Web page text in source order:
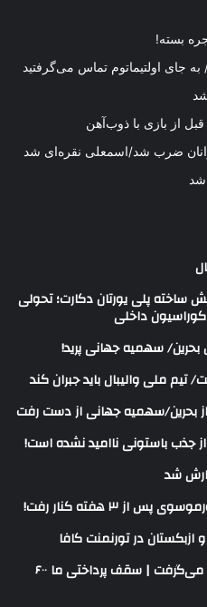
بسته!
به جای اولتیماتوم تماس می‌گرفتید
قبل از بازی با ذوب‌آهن
ضرب شد/اسمعلی نقره‌ای شد
شد
ساخته پلی یورتان دکارت؛ تحولی
داخلی
سهمیه جهانی پرید!
تیم ملی والیبال باید جبران کند
بحرین/سهمیه جهانی از دست رفت
جذب باستونی ناامید نشده است!
شد
۳ هفته کنار رفت!
ازبکستان در تورنمنت کافا
استقلال با سهراب ستاره سوم را می‌گرفت | سقف پرداختی ما ۶۰۰